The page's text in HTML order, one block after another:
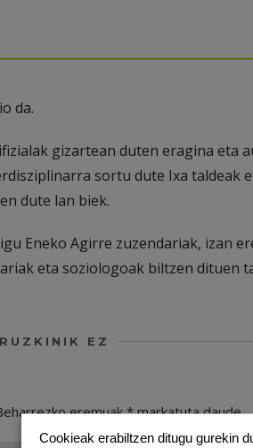
da.
gizartean duten eragina eta
sortu dute Ixa taldeak
dute lan biek.
Eneko Agirre zuzendariak, izan
eta soziologoak biltzen dituen
EZ
eremuak*markatuta daude
Cookieak erabiltzen ditugu gurekin